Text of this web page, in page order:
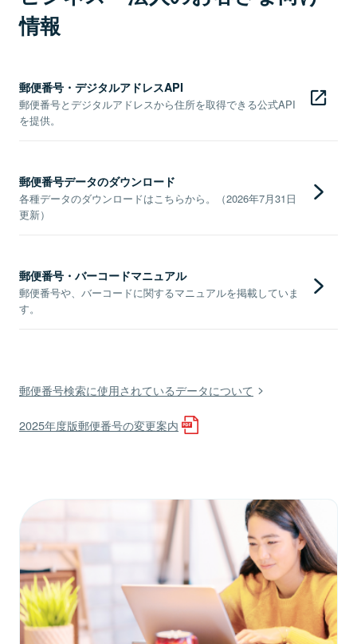
情報
郵便番号・デジタルアドレスAPI
郵便番号とデジタルアドレスから住所を取得できる公式API
を提供。
郵便番号データのダウンロード
各種データのダウンロードはこちらから。（2026年7月31日
更新）
郵便番号・バーコードマニュアル
郵便番号や、バーコードに関するマニュアルを掲載していま
す。
郵便番号検索に使用されているデータについて
2025年度版郵便番号の変更案内